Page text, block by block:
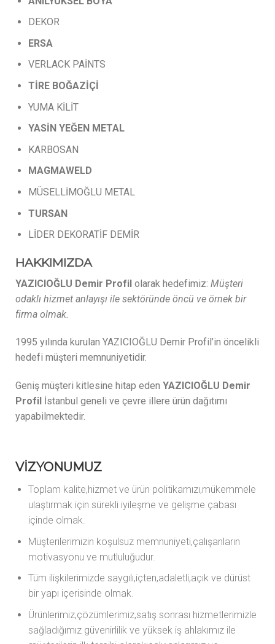
DEKOR
ERSA
VERLACK PAİNTS
TİRE BOĞAZİÇİ
YUMA KİLİT
YASİN YEĞEN METAL
KARBOSAN
MAGMAWELD
MÜSELLİMOĞLU METAL
TURSAN
LİDER DEKORATİF DEMİR
HAKKIMIZDA
YAZICIOĞLU Demir Profil olarak hedefimiz: Müşteri
odaklı hizmet anlayışı ile sektöründe öncü ve örnek bir
firma olmak.
1995 yılında kurulan YAZICIOĞLU Demir Profil’in öncelikli
hedefi müşteri memnuniyetidir.
Geniş müşteri kitlesine hitap eden YAZICIOĞLU Demir
Profil İstanbul geneli ve çevre illere ürün dağıtımı
yapabilmektedir.
VİZYONUMUZ
Toplam kalite,hizmet ve ürün politikamızı,mükemmele
ulaştırmak için sürekli iyileşme ve gelişme çabası
içinde olmak.
Müşterilerimizin koşulsuz memnuniyeti,çalışanların
motivasyonu ve mutluluğudur.
Tüm ilişkilerimizde saygılı,içten,adaletli,açık ve dürüst
bir yapı içerisinde olmak.
Ürünlerimiz,çözümlerimiz,satış sonrası hizmetlerimizle
sağladığımız güvenirlilik ve yüksek iş ahlakımız ile